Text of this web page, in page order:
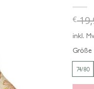
€
inkl.
Größe
74/80